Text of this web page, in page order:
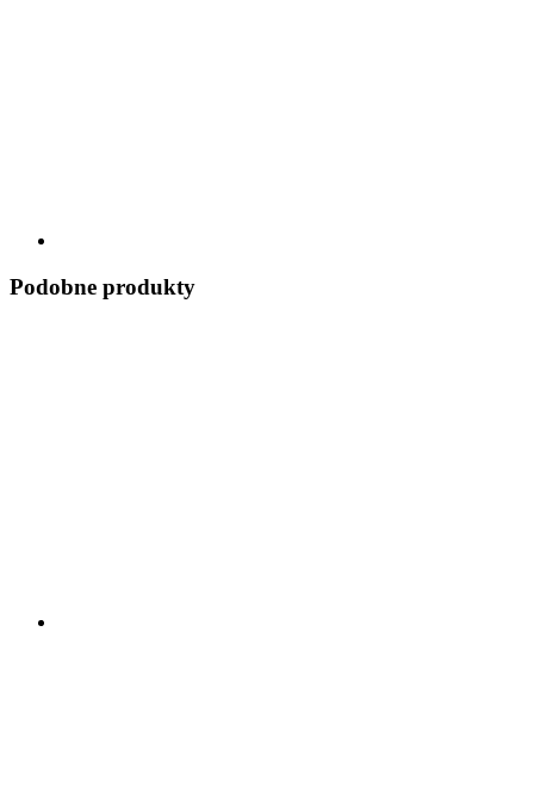
Podobne produkty